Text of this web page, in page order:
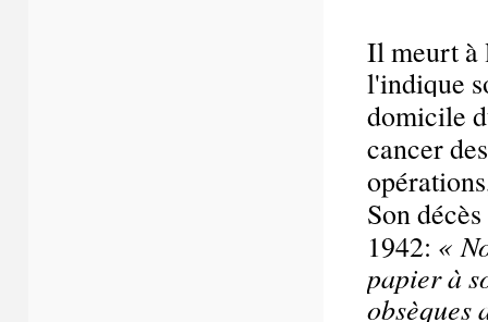
Il meurt à
l'indique
domicile
cancer
Son
1942: «
papier à
obsèques